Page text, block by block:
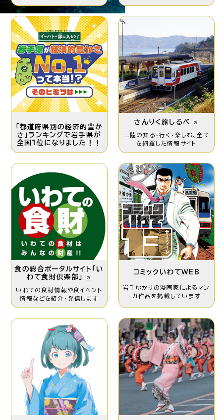
「都道府県別の経済的豊か
さ」ランキングで岩手県が
全国1位になりました！！
さんりく旅しるべ
三陸の知る・行く・楽しむ、全て
を網羅した情報サイト
食の総合ポータルサイト「い
わて食財倶楽部」
いわての食材情報や食イベント
情報などを紹介・発信します
コミックいわてWEB
岩手ゆかりの漫画家によるマン
ガ作品を掲載しています